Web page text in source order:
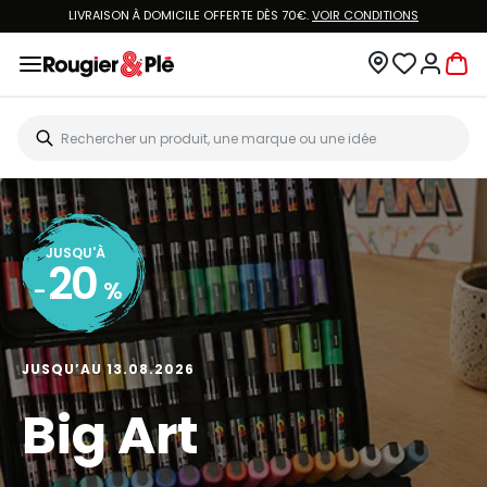
LIVRAISON À DOMICILE OFFERTE DÈS 70€.VOIR CONDITIONS
JUSQU'À
- 20 %
JUSQU’AU 13.08.2026
Big Art